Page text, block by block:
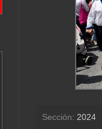
Sección: 2024